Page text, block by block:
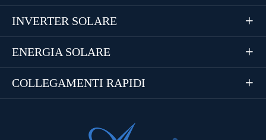
INVERTER SOLARE 
ENERGIA SOLARE 
COLLEGAMENTI RAPIDI 